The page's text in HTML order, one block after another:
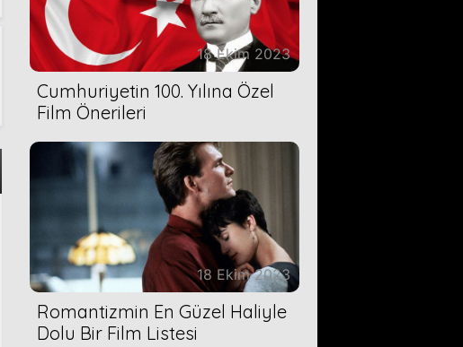
18 Ekim 2023
Cumhuriyetin 100. Yılına Özel
Film Önerileri
18 Ekim 2023
Romantizmin En Güzel Haliyle
Dolu Bir Film Listesi